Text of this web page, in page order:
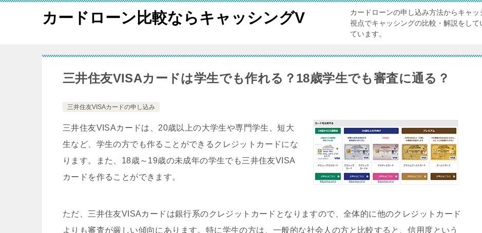
カードローン比較ならキャッシングV
カードローンの申し込み方法からキャ
視点でキャッシングの比較・解説をし
ています。
三井住友VISAカードは学生でも作れる？18歳学生でも審査に通る？
三井住友VISAカードの申し込み
三井住友VISAカードは、20歳以上の大学生や専門学生、短大
生など、学生の方でも作ることができるクレジットカードにな
ります。また、18歳～19歳の未成年の学生でも三井住友VISA
カードを作ることができます。
ただ、三井住友VISAカードは銀行系のクレジットカードとなりますので、全体的に他のクレジットカード
よりも審査が厳しい傾向にあります。特に学生の方は、一般的な社会人の方と比較すると、信用度という